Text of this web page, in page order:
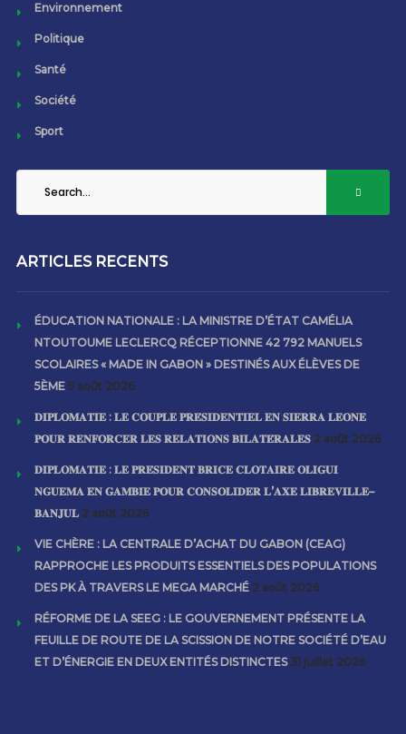
Environnement
Politique
Santé
Société
Sport
ARTICLES RECENTS
ÉDUCATION NATIONALE : LA MINISTRE D’ÉTAT CAMÉLIA
NTOUTOUME LECLERCQ RÉCEPTIONNE 42 792 MANUELS
SCOLAIRES « MADE IN GABON » DESTINÉS AUX ÉLÈVES DE
5ÈME 5 août 2026
𝐃𝐈𝐏𝐋𝐎𝐌𝐀𝐓𝐈𝐄 : 𝐋𝐄 𝐂𝐎𝐔𝐏𝐋𝐄 𝐏𝐑𝐄́𝐒𝐈𝐃𝐄𝐍𝐓𝐈𝐄𝐋 𝐄𝐍 𝐒𝐈𝐄𝐑𝐑𝐀 𝐋𝐄𝐎𝐍𝐄
𝐏𝐎𝐔𝐑 𝐑𝐄𝐍𝐅𝐎𝐑𝐂𝐄𝐑 𝐋𝐄𝐒 𝐑𝐄𝐋𝐀𝐓𝐈𝐎𝐍𝐒 𝐁𝐈𝐋𝐀𝐓𝐄́𝐑𝐀𝐋𝐄𝐒 2 août 2026
𝐃𝐈𝐏𝐋𝐎𝐌𝐀𝐓𝐈𝐄 : 𝐋𝐄 𝐏𝐑𝐄́𝐒𝐈𝐃𝐄𝐍𝐓 𝐁𝐑𝐈𝐂𝐄 𝐂𝐋𝐎𝐓𝐀𝐈𝐑𝐄 𝐎𝐋𝐈𝐆𝐔𝐈
𝐍𝐆𝐔𝐄𝐌𝐀 𝐄𝐍 𝐆𝐀𝐌𝐁𝐈𝐄 𝐏𝐎𝐔𝐑 𝐂𝐎𝐍𝐒𝐎𝐋𝐈𝐃𝐄𝐑 𝐋’𝐀𝐗𝐄 𝐋𝐈𝐁𝐑𝐄𝐕𝐈𝐋𝐋𝐄–
𝐁𝐀𝐍𝐉𝐔𝐋 2 août 2026
VIE CHÈRE : LA CENTRALE D’ACHAT DU GABON (CEAG)
RAPPROCHE LES PRODUITS ESSENTIELS DES POPULATIONS
DES PK À TRAVERS LE MEGA MARCHÉ 2 août 2026
RÉFORME DE LA SEEG : LE GOUVERNEMENT PRÉSENTE LA
FEUILLE DE ROUTE DE LA SCISSION DE NOTRE SOCIÉTÉ D’EAU
ET D’ÉNERGIE EN DEUX ENTITÉS DISTINCTES 31 juillet 2026